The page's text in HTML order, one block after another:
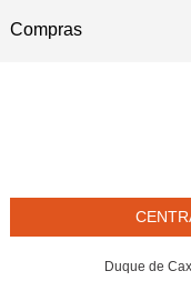
Compras
Duque de